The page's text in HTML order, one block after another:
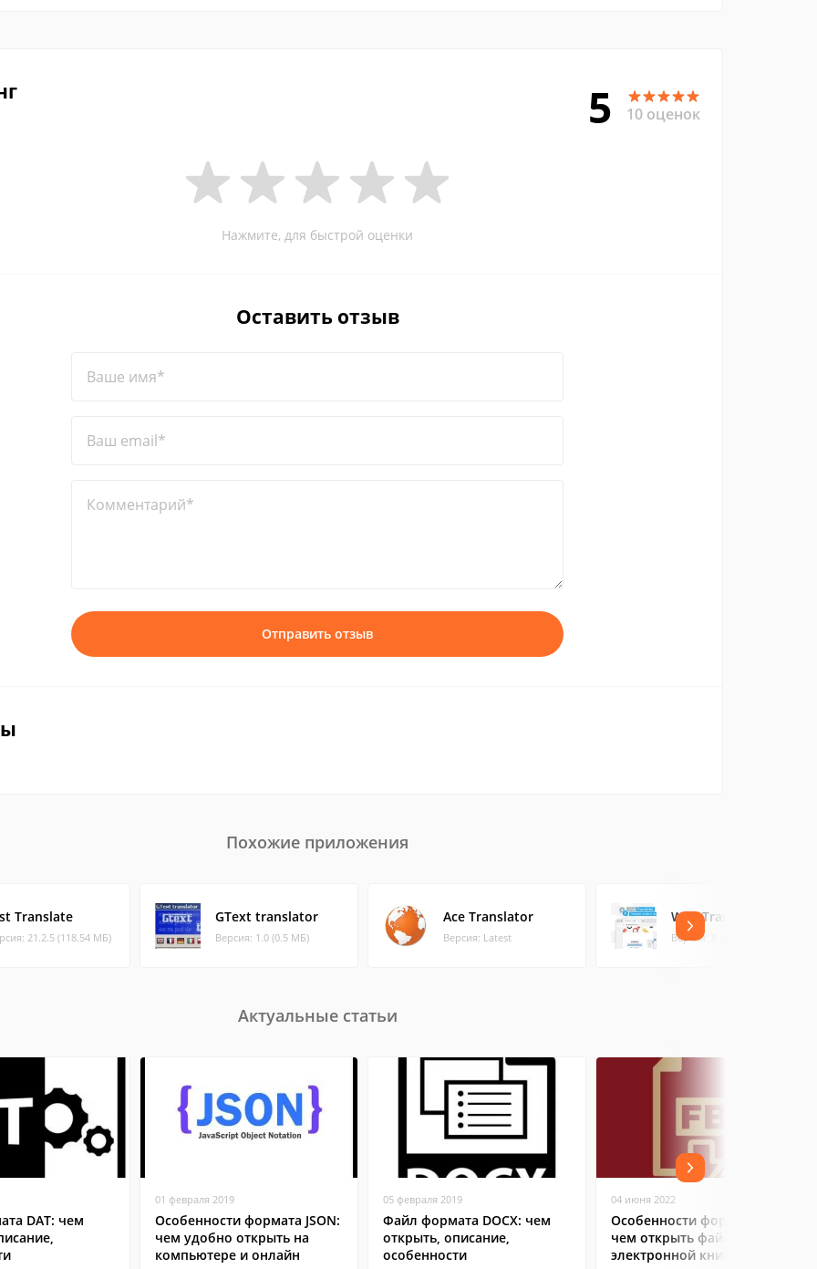
5 10 оценок
Нажмите, для быстрой оценки
Оставить отзыв
Ваше имя*
Ваш email*
Комментарий*
Отправить отзыв
Похожие приложения
Translate
21.2.5 (118.54 МБ)
GText translator
Версия: 1.0 (0.5 МБ)
Ace Translator
Версия: Latest
Web Translator
Версия: 8.31 (1.24 МБ)
Актуальные статьи
DAT: чем
01 февраля 2019
Особенности формата JSON:
чем удобно открыть на
компьютере и онлайн
05 февраля 2019
Файл формата DOCX: чем
открыть, описание,
особенности
04 июня 2022
Особенности формата FB2:
чем открыть файл
электронной книги